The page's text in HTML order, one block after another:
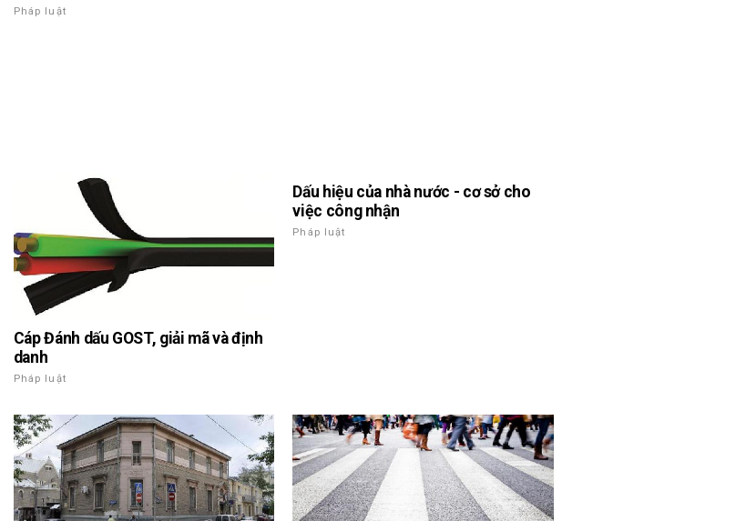
Pháp luật
Cáp Đánh dấu GOST, giải mã và định
danh
Pháp luật
Dấu hiệu của nhà nước - cơ sở cho
việc công nhận
Pháp luật